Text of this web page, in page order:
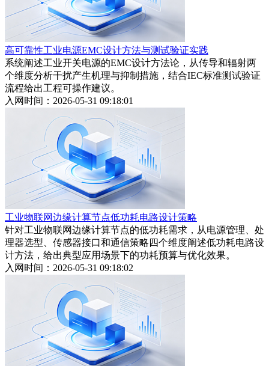
高可靠性工业电源EMC设计方法与测试验证实践
系统阐述工业开关电源的EMC设计方法论，从传导和辐射两
个维度分析干扰产生机理与抑制措施，结合IEC标准测试验证
流程给出工程可操作建议。
入网时间：2026-05-31 09:18:01
工业物联网边缘计算节点低功耗电路设计策略
针对工业物联网边缘计算节点的低功耗需求，从电源管理、处
理器选型、传感器接口和通信策略四个维度阐述低功耗电路设
计方法，给出典型应用场景下的功耗预算与优化效果。
入网时间：2026-05-31 09:18:02